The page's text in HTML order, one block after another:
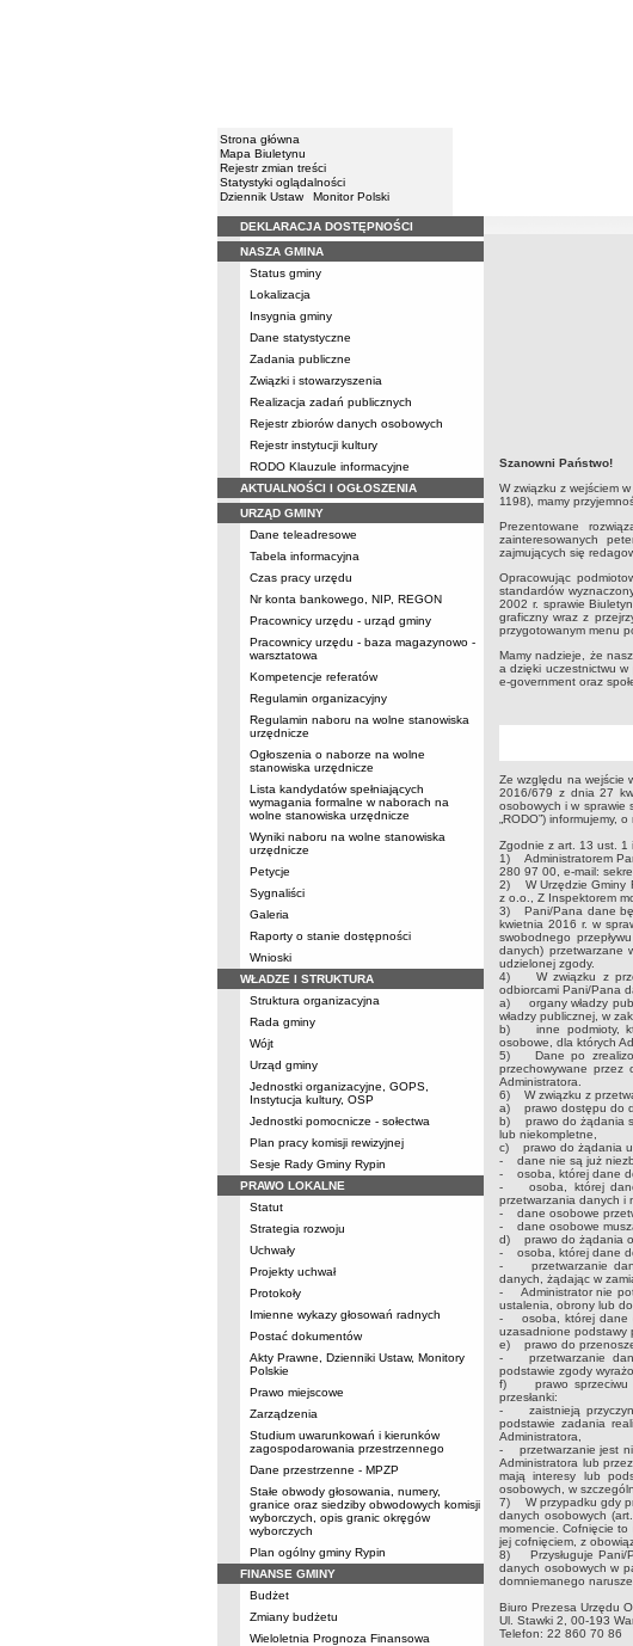
Strona główna
Mapa Biuletynu
Rejestr zmian treści
Statystyki oglądalności
Dziennik Ustaw
Monitor Polski
Menu
DEKLARACJA DOSTĘPNOŚCI
NASZA GMINA
Status gminy
Lokalizacja
Insygnia gminy
Dane statystyczne
Zadania publiczne
Związki i stowarzyszenia
Realizacja zadań publicznych
Rejestr zbiorów danych osobowych
Rejestr instytucji kultury
RODO Klauzule informacyjne
AKTUALNOŚCI I OGŁOSZENIA
URZĄD GMINY
Dane teleadresowe
Tabela informacyjna
Czas pracy urzędu
Nr konta bankowego, NIP, REGON
Pracownicy urzędu - urząd gminy
Pracownicy urzędu - baza magazynowo -
warsztatowa
Kompetencje referatów
Regulamin organizacyjny
Regulamin naboru na wolne stanowiska
urzędnicze
Ogłoszenia o naborze na wolne
stanowiska urzędnicze
Lista kandydatów spełniających
wymagania formalne w naborach na
wolne stanowiska urzędnicze
Wyniki naboru na wolne stanowiska
urzędnicze
Petycje
Sygnaliści
Galeria
Raporty o stanie dostępności
Wnioski
WŁADZE I STRUKTURA
Struktura organizacyjna
Rada gminy
Wójt
Urząd gminy
Jednostki organizacyjne, GOPS,
Instytucja kultury, OSP
Jednostki pomocnicze - sołectwa
Plan pracy komisji rewizyjnej
Sesje Rady Gminy Rypin
PRAWO LOKALNE
Statut
Strategia rozwoju
Uchwały
Projekty uchwał
Protokoły
Imienne wykazy głosowań radnych
Postać dokumentów
Akty Prawne, Dzienniki Ustaw, Monitory
Polskie
Prawo miejscowe
Zarządzenia
Studium uwarunkowań i kierunków
zagospodarowania przestrzennego
Dane przestrzenne - MPZP
Stałe obwody głosowania, numery,
granice oraz siedziby obwodowych komisji
wyborczych, opis granic okręgów
wyborczych
Plan ogólny gminy Rypin
FINANSE GMINY
Budżet
Zmiany budżetu
Wieloletnia Prognoza Finansowa
Szanowni Państwo!
W związku z wejściem
1198), mamy
Prezentowane
zainteresowanych
zajmujących się
Opracowując
standardów
2002 r. sprawie
graficzny wraz z
przygotowanym menu
Mamy nadzieje, że
a dzięki uczestnictwu w
e-government oraz
Ze względu na wejście
2016/679 z dnia 27
osobowych i w sprawie
„RODO”) informujemy,
Zgodnie z art. 13 ust. 1
1) Administratorem
280 97 00, e-mail:
2) W Urzędzie Gminy
z o.o., Z Inspektorem
3) Pani/Pana dane
kwietnia 2016 r. w
swobodnego
danych) przetwarzane
udzielonej zgody.
4) W związku z
odbiorcami Pani/Pana
a) organy władzy
władzy publicznej, w
b) inne podmioty,
osobowe, dla których
5) Dane po
przechowywane przez
Administratora.
6) W związku z
a) prawo dostępu do
b) prawo do żądania
lub niekompletne,
c) prawo do żądania
- dane nie są już
- osoba, której dane
- osoba, której dane
przetwarzania danych i
- dane osobowe
- dane osobowe
d) prawo do żądania
- osoba, której dane
- przetwarzanie
danych, żądając w
- Administrator nie
ustalenia, obrony lub
- osoba, której dane
uzasadnione podstawy
e) prawo do
- przetwarzanie
podstawie zgody
f) prawo sprzeciwu
przesłanki:
- zaistnieją przyczyny
podstawie zadania
Administratora,
- przetwarzanie jest
Administratora lub
mają interesy lub
osobowych, w
7) W przypadku gdy
danych osobowych
momencie. Cofnięcie
jej cofnięciem, z
8) Przysługuje Pani/
danych osobowych w
domniemanego
Biuro Prezesa Urzędu
Ul. Stawki 2, 00-193
Telefon: 22 860 70 86